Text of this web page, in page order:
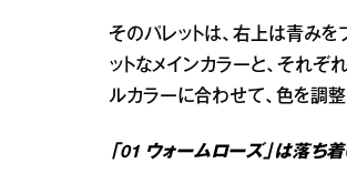
そのパレットは、右上は青みを
ットなメインカラーと、それ
ルカラーに合わせて、色を調
「01 ウォームローズ」は落ち